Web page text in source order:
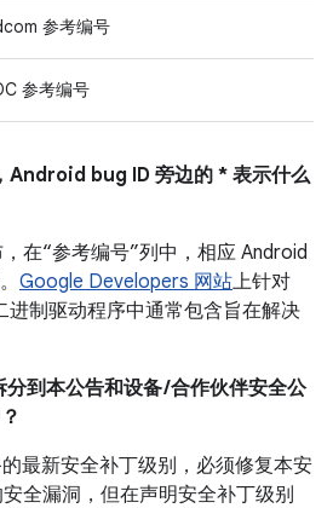
参考编号
参考编号
Android bug ID 旁边的 * 表示什么
在“参考编号”列中，相应 Android
Google Developers 网站上针对
进制驱动程序中通常包含旨在解决
到本公告和设备 /合作伙伴安全公
最新安全补丁级别，必须修复本安
全漏洞，但在声明安全补丁级别